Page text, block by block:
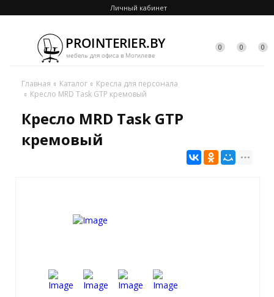
Личный кабинет
0 0 0
Главная Каталог
Кресла для персонала
Кресло MRD Task GTP кремовый
Кресло MRD Task GTP
кремовый